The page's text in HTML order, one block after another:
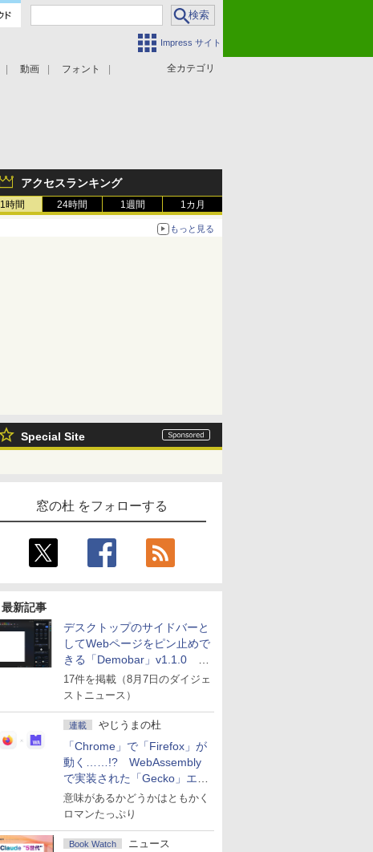
Impress サイト
全カテゴリ
動画 フォント
アクセスランキング
1時間 24時間 1週間 1カ月
もっと見る
Special Site
窓の杜 をフォローする
最新記事
デスクトップのサイドバーと
してWebページをピン止めで
きる「Demobar」v1.1.0 ほ
か
17件を掲載（8月7日のダイジェ
ストニュース）
連載 やじうまの杜
「Chrome」で「Firefox」が
動く……!? WebAssembly
で実装された「Gecko」エン
ジン
意味があるかどうかはともかく
ロマンたっぷり
Book Watch ニュース